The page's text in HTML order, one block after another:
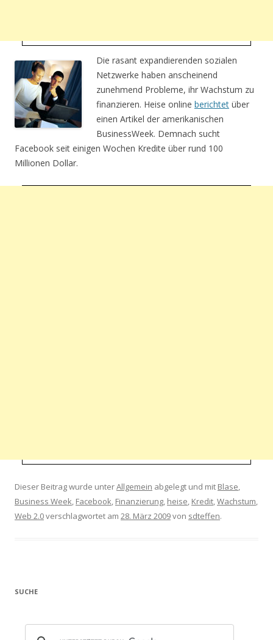
Die rasant expandierenden sozialen
Netzwerke haben anscheinend
zunehmend Probleme, ihr Wachstum zu
finanzieren. Heise online berichtet über
einen Artikel der amerikanischen
BusinessWeek. Demnach sucht
Facebook seit einigen Wochen Kredite über rund 100
Millionen Dollar.
Dieser Beitrag wurde unterAllgemein abgelegt und mit Blase,
Business Week, Facebook, Finanzierung, heise, Kredit,Wachstum,
Web 2.0verschlagwortet am 28. März 2009von sdteffen.
SUCHE